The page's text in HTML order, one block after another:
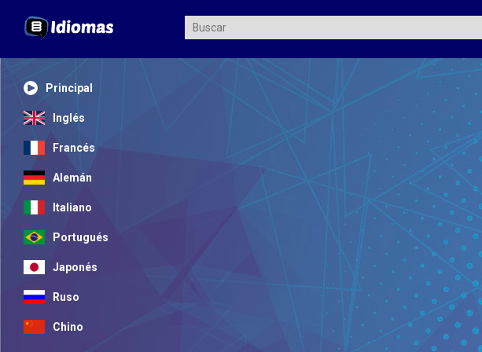
Principal
Inglés
Francés
Alemán
Italiano
Portugués
Japonés
Ruso
Chino